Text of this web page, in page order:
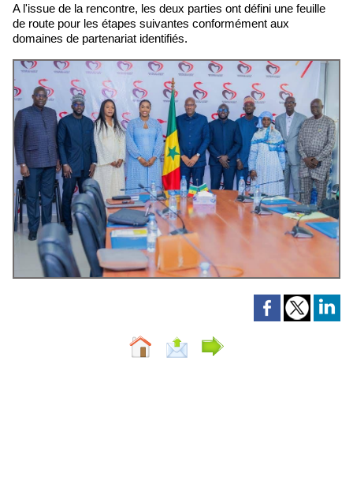
A l'issue de la rencontre, les deux parties ont défini une feuille
de route pour les étapes suivantes conformément aux
domaines de partenariat identifiés.